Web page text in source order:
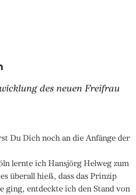
des neuen Freifrau
Du Dich noch an die Anfänge der
lernte ich Hansjörg Helweg zum
überall hieß, dass das Prinzip
ging, entdeckte ich den Stand von